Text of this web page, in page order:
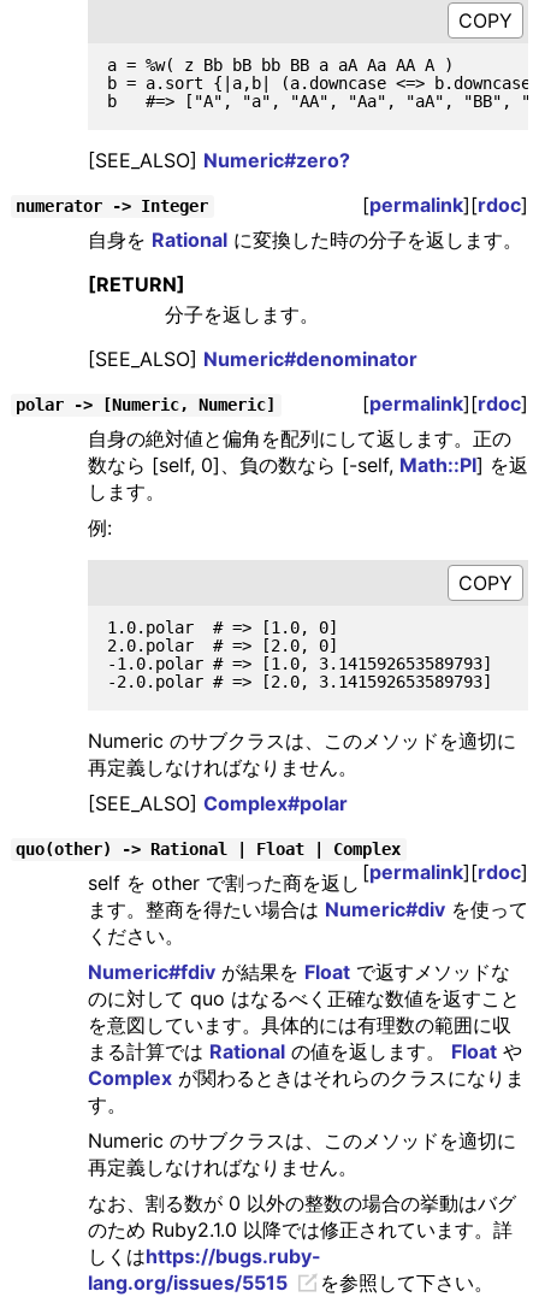
a = %w( z Bb bB bb BB a aA Aa AA A )
b = a.sort {|a,b| (a.downcase <=>
[SEE_ALSO] Numeric#zero?
numerator -> Integer [permalink][rdoc]
自身を Rationalに変換した時の分子を返します。
[RETURN]
分子を返します。
[SEE_ALSO] Numeric#denominator
polar -> [Numeric, Numeric] [permalink][rdoc]
自身の絶対値と偏角を配列にして返します。正の
数なら [self, 0]、負の数なら [-self, Math::PI] を返
します。
例:
1.0.polar  # => [1.0, 0]
2.0.polar  # => [2.0, 0]
-1.0.polar # => [1.0, 3.141592653589793]
Numeric のサブクラスは、このメソッドを適切に
再定義しなければなりません。
[SEE_ALSO] Complex#polar
quo(other) -> Rational | Float | Complex
[permalink][rdoc]
self を other で割った商を返し
ます。整商を得たい場合は Numeric#divを使って
ください。
Numeric#fdivが結果を Floatで返すメソッドな
のに対して quo はなるべく正確な数値を返すこと
を意図しています。具体的には有理数の範囲に収
まる計算では Rationalの値を返します。 Floatや
Complexが関わるときはそれらのクラスになりま
す。
Numeric のサブクラスは、このメソッドを適切に
再定義しなければなりません。
なお、割る数が 0 以外の整数の場合の挙動はバグ
のため Ruby2.1.0 以降では修正されています。詳
しくはhttps://bugs.ruby-
lang.org/issues/5515
を参照して下さい。